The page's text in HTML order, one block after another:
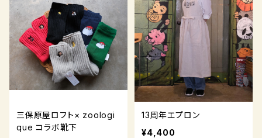
三保原屋ロフト× zoologi
que コラボ靴下
13周年エプロン
¥4,400